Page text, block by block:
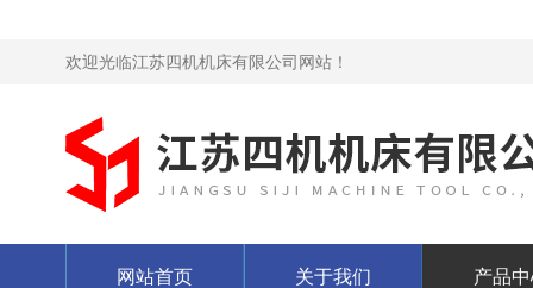
欢迎光临江苏四机机床有限公司网站！
网站首页 关于我们 产品